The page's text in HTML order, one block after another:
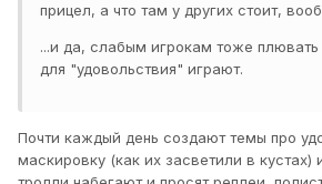
прицел, а что там у других стоит,
...и да, слабым игрокам тоже плювать
для "удовольствия" играют.
Почти каждый день создают темы про
маскировку (как их засветили в кустах)